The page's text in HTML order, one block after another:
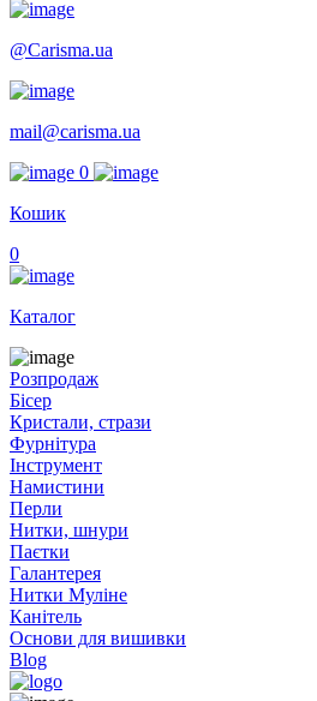
@Carisma.ua
mail@carisma.ua
0
Кошик
0
Каталог
Розпродаж
Бісер
Кристали, стрази
Фурнітура
Інструмент
Намистини
Перли
Нитки, шнури
Паєтки
Галантерея
Нитки Муліне
Канітель
Основи для вишивки
Blog